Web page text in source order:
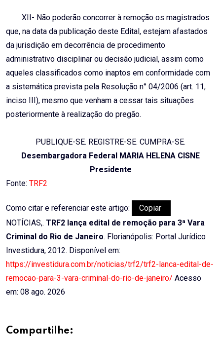
XII- Não poderão concorrer à remoção os magistrados
que, na data da publicação deste Edital, estejam afastados
da jurisdição em decorrência de procedimento
administrativo disciplinar ou decisão judicial, assim como
aqueles classificados como inaptos em conformidade com
a sistemática prevista pela Resolução n° 04/2006 (art. 11,
inciso III), mesmo que venham a cessar tais situações
posteriormente à realização do pregão.
PUBLIQUE-SE. REGISTRE-SE. CUMPRA-SE.
Desembargadora Federal MARIA HELENA CISNE
Presidente
Fonte: TRF2
Como citar e referenciar este artigo:
Copiar
NOTÍCIAS,. TRF2 lança edital de remoção para 3ª Vara
Criminal do Rio de Janeiro. Florianópolis: Portal Jurídico
Investidura, 2012. Disponível em:
https://investidura.com.br/noticias/trf2/trf2-lanca-edital-de-
remocao-para-3-vara-criminal-do-rio-de-janeiro/ Acesso
em: 08 ago. 2026
Compartilhe: